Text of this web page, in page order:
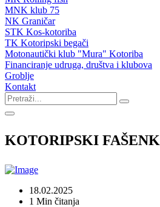
MNK klub 75
NK Graničar
STK Kos-kotoriba
TK Kotoripski begači
Motonautički klub "Mura" Kotoriba
Financiranje udruga, društva i klubova
Groblje
Kontakt
KOTORIPSKI FAŠENK
18.02.2025
1 Min čitanja